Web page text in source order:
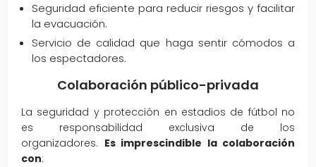
Seguridad eficiente para reducir riesgos y facilitar
la evacuación.
Servicio de calidad que haga sentir cómodos a
los espectadores.
Colaboración público-privada
La seguridad y protección en estadios de fútbol no
es responsabilidad exclusiva de los
organizadores. Es imprescindible la colaboración
con: